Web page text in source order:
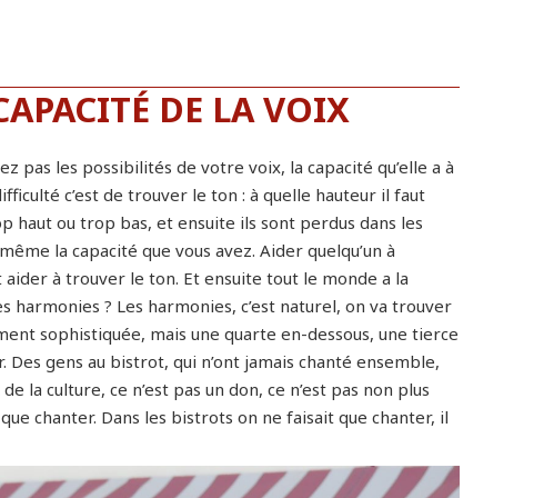
DE LA VOIX
pas les possibilités de votre voix, la capacité qu’elle a à
c’est de trouver le ton : à quelle hauteur il faut
haut ou trop bas, et ensuite ils sont perdus dans les
la capacité que vous avez. Aider quelqu’un à
aider à trouver le ton. Et ensuite tout le monde a la
harmonies ? Les harmonies, c’est naturel, on va trouver
sophistiquée, mais une quarte en-dessous, une tierce
gens au bistrot, qui n’ont jamais chanté ensemble,
la culture, ce n’est pas un don, ce n’est pas non plus
chanter. Dans les bistrots on ne faisait que chanter, il